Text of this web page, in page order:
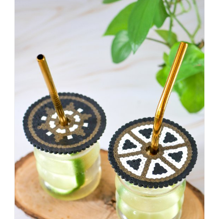
schöner
KNALLTS!
#badezimmer
#makeover
#badezimmerdesign
#renovieren
#altbau